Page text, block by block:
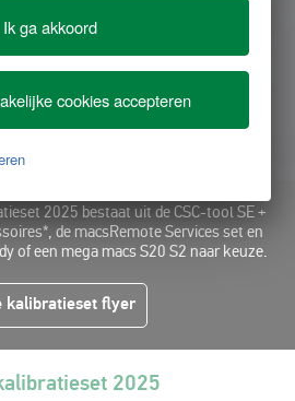
2025
2025 bestaat uit de CSC-tool SE +
de macsRemote Services set en
of een mega macs S20 S2 naar keuze.
kalibratieset flyer
2025
Ik ga akkoord
cookies accepteren